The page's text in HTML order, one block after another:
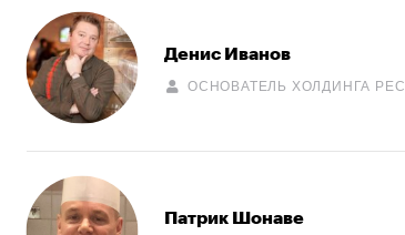
Денис Иванов
ОСНОВАТЕЛЬ ХОЛДИНГА
Патрик Шонаве